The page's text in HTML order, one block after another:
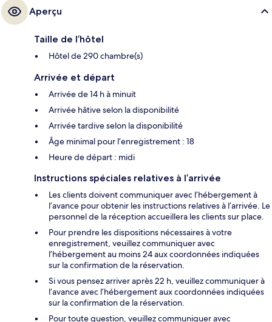
Aperçu
Taille de l’hôtel
Hôtel de 290 chambre(s)
Arrivée et départ
Arrivée de 14 h à minuit
Arrivée hâtive selon la disponibilité
Arrivée tardive selon la disponibilité
Âge minimal pour l’enregistrement : 18
Heure de départ : midi
Instructions spéciales relatives à l’arrivée
Les clients doivent communiquer avec l’hébergement à
l’avance pour obtenir les instructions relatives à l’arrivée. Le
personnel de la réception accueillera les clients sur place.
Pour prendre les dispositions nécessaires à votre
enregistrement, veuillez communiquer avec
l’hébergement au moins 24 aux coordonnées indiquées
sur la confirmation de la réservation.
Si vous pensez arriver après 22 h, veuillez communiquer à
l’avance avec l’hébergement aux coordonnées indiquées
sur la confirmation de la réservation.
Pour toute question, veuillez communiquer avec